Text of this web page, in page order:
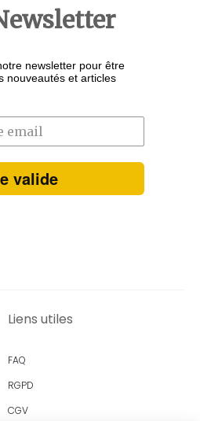
newsletter pour être
nouveautés et articles
valide
Liens utiles
FAQ
RGPD
CGV